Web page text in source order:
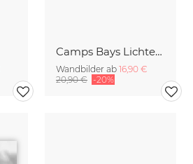
Camps Bays Lichter bei Sonnenuntergang
Wandbilder ab 16,90 €
20,90 € -20%